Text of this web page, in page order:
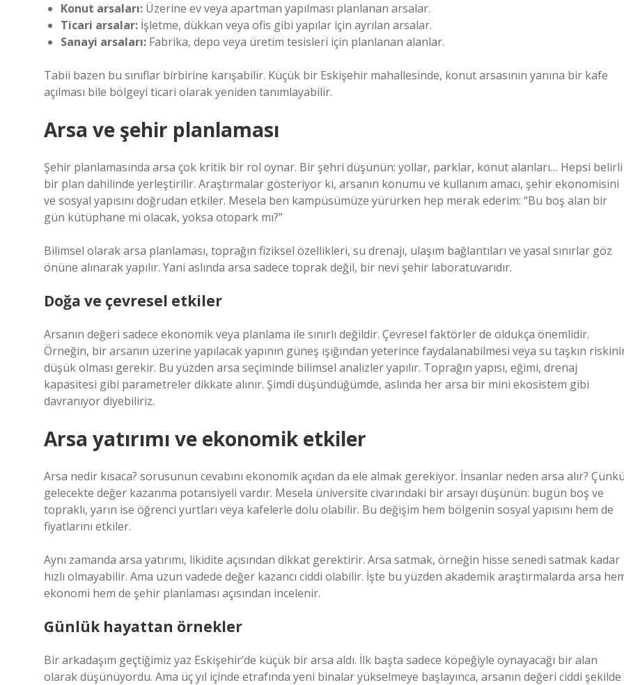
Konut arsaları: Üzerine ev veya apartman yapılması planlanan arsalar.
Ticari arsalar: İşletme, dükkan veya ofis gibi yapılar için ayrılan arsalar.
Sanayi arsaları: Fabrika, depo veya üretim tesisleri için planlanan alanlar.
Tabii bazen bu sınıflar birbirine karışabilir. Küçük bir Eskişehir mahallesinde, konut arsasının yanına bir kafe
açılması bile bölgeyi ticari olarak yeniden tanımlayabilir.
Arsa ve şehir planlaması
Şehir planlamasında arsa çok kritik bir rol oynar. Bir şehri düşünün: yollar, parklar, konut alanları… Hepsi belirli
bir plan dahilinde yerleştirilir. Araştırmalar gösteriyor ki, arsanın konumu ve kullanım amacı, şehir ekonomisini
ve sosyal yapısını doğrudan etkiler. Mesela ben kampüsümüze yürürken hep merak ederim: “Bu boş alan bir
gün kütüphane mi olacak, yoksa otopark mı?”
Bilimsel olarak arsa planlaması, toprağın fiziksel özellikleri, su drenajı, ulaşım bağlantıları ve yasal sınırlar göz
önüne alınarak yapılır. Yani aslında arsa sadece toprak değil, bir nevi şehir laboratuvarıdır.
Doğa ve çevresel etkiler
Arsanın değeri sadece ekonomik veya planlama ile sınırlı değildir. Çevresel faktörler de oldukça önemlidir.
Örneğin, bir arsanın üzerine yapılacak yapının güneş ışığından yeterince faydalanabilmesi veya su taşkın
düşük olması gerekir. Bu yüzden arsa seçiminde bilimsel analizler yapılır. Toprağın yapısı, eğimi, drenaj
kapasitesi gibi parametreler dikkate alınır. Şimdi düşündüğümde, aslında her arsa bir mini ekosistem gibi
davranıyor diyebiliriz.
Arsa yatırımı ve ekonomik etkiler
Arsa nedir kısaca? sorusunun cevabını ekonomik açıdan da ele almak gerekiyor. İnsanlar neden arsa alır?
gelecekte değer kazanma potansiyeli vardır. Mesela üniversite civarındaki bir arsayı düşünün: bugün boş ve
topraklı, yarın ise öğrenci yurtları veya kafelerle dolu olabilir. Bu değişim hem bölgenin sosyal yapısını hem de
fiyatlarını etkiler.
Aynı zamanda arsa yatırımı, likidite açısından dikkat gerektirir. Arsa satmak, örneğin hisse senedi satmak kadar
hızlı olmayabilir. Ama uzun vadede değer kazancı ciddi olabilir. İşte bu yüzden akademik araştırmalarda arsa
ekonomi hem de şehir planlaması açısından incelenir.
Günlük hayattan örnekler
Bir arkadaşım geçtiğimiz yaz Eskişehir’de küçük bir arsa aldı. İlk başta sadece köpeğiyle oynayacağı bir alan
olarak düşünüyordu. Ama üç yıl içinde etrafında yeni binalar yükselmeye başlayınca, arsanın değeri ciddi şekilde